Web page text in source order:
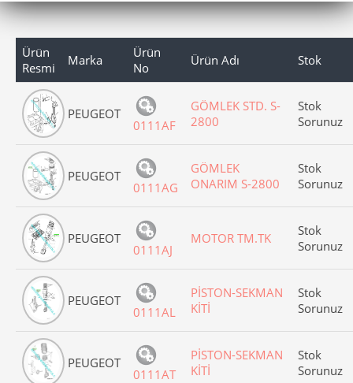
Ürün
Resmi
Marka
Ürün
No
Ürün Adı Stok
PEUGEOT
0111AF
GÖMLEK STD. S-
2800
Stok
Sorunuz
PEUGEOT
0111AG
GÖMLEK
ONARIM S-2800
Stok
Sorunuz
PEUGEOT
0111AJ
MOTOR TM.TK
Stok
Sorunuz
PEUGEOT
0111AL
PİSTON-SEKMAN
KİTİ
Stok
Sorunuz
PEUGEOT
0111AT
PİSTON-SEKMAN
KİTİ
Stok
Sorunuz